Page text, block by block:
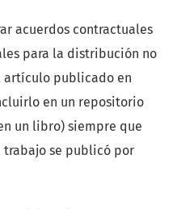
acuerdos contractuales
para la distribución no
artículo publicado en
en un repositorio
un libro) siempre que
se publicó por